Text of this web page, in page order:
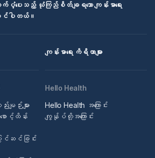
က်ပံ့ပေးသည့် ယုံကြည်စိတ်ချရသော ကျန်းမာရေး
ျင်ပါတယ်။
ကျန်းမာရေး ကိရိယာများ
ဉ်းများ
ာင့်ထိန်း
င်ဆင်ခြင်း
Hello Health
Hello Health အကြောင်း
ကျွန်ုပ်တို့အကြောင်း